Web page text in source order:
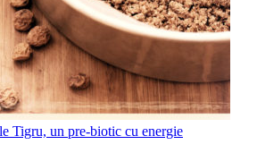
Tigru, un pre-biotic cu energie